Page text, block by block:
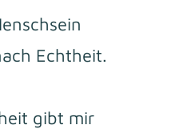
Echtheit.
gibt mir